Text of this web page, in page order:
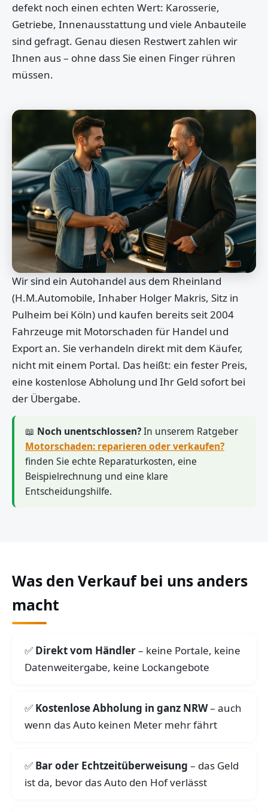
defekt noch einen echten Wert: Karosserie,
Getriebe, Innenausstattung und viele Anbauteile
sind gefragt. Genau diesen Restwert zahlen wir
Ihnen aus – ohne dass Sie einen Finger rühren
müssen.
Wir sind ein Autohandel aus dem Rheinland
(H.M.Automobile, Inhaber Holger Makris, Sitz in
Pulheim bei Köln) und kaufen bereits seit 2004
Fahrzeuge mit Motorschaden für Handel und
Export an. Sie verhandeln direkt mit dem Käufer,
nicht mit einem Portal. Das heißt: ein fester Preis,
eine kostenlose Abholung und Ihr Geld sofort bei
der Übergabe.
📖 Noch unentschlossen?In unserem Ratgeber
Motorschaden: reparieren oder verkaufen?
finden Sie echte Reparaturkosten, eine
Beispielrechnung und eine klare
Entscheidungshilfe.
Was den Verkauf bei uns anders
macht
Direkt vom Händler– keine Portale, keine
Datenweitergabe, keine Lockangebote
Kostenlose Abholung in ganz NRW– auch
wenn das Auto keinen Meter mehr fährt
Bar oder Echtzeitüberweisung – das Geld
ist da, bevor das Auto den Hof verlässt